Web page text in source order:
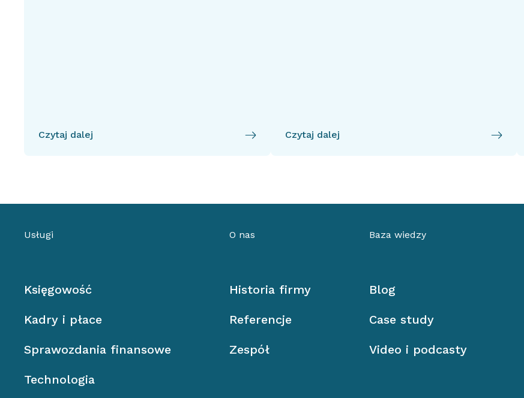
Czytaj dalej Czytaj dalej
Usługi
Księgowość
Kadry i płace
Sprawozdania finansowe
Technologia
O nas
Historia firmy
Referencje
Zespół
Baza wiedzy
Blog
Case study
Video i podcasty